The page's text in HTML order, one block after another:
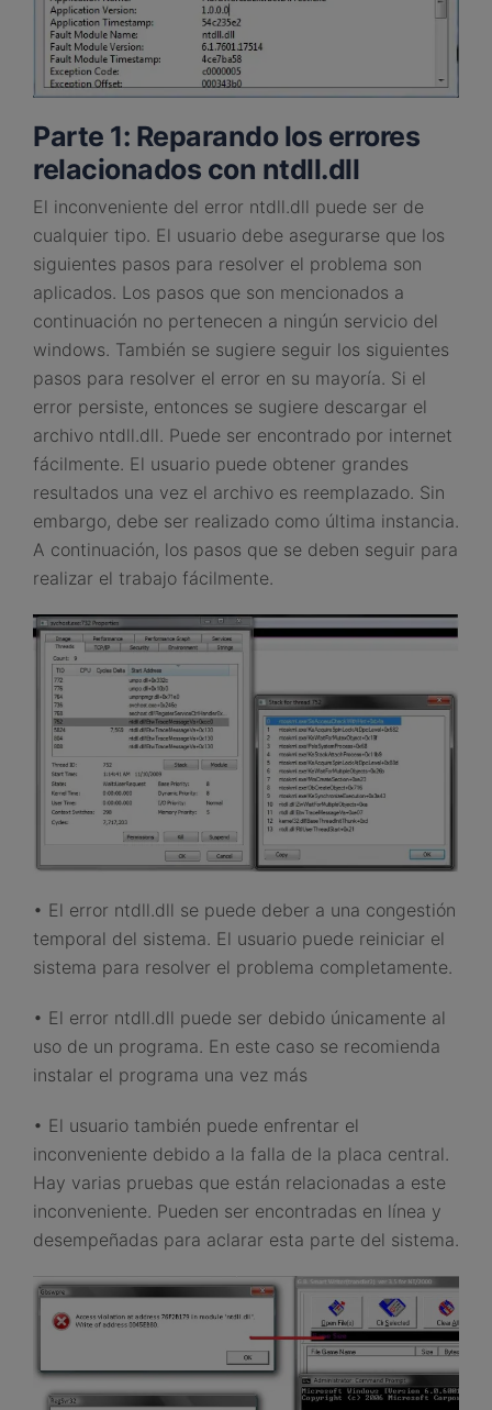
Parte 1: Reparando los errores
relacionados con ntdll.dll
El inconveniente del error ntdll.dll puede ser de
cualquier tipo. El usuario debe asegurarse que los
siguientes pasos para resolver el problema son
aplicados. Los pasos que son mencionados a
continuación no pertenecen a ningún servicio del
windows. También se sugiere seguir los siguientes
pasos para resolver el error en su mayoría. Si el
error persiste, entonces se sugiere descargar el
archivo ntdll.dll. Puede ser encontrado por internet
fácilmente. El usuario puede obtener grandes
resultados una vez el archivo es reemplazado. Sin
embargo, debe ser realizado como última instancia.
A continuación, los pasos que se deben seguir para
realizar el trabajo fácilmente.
• El error ntdll.dll se puede deber a una congestión
temporal del sistema. El usuario puede reiniciar el
sistema para resolver el problema completamente.
• El error ntdll.dll puede ser debido únicamente al
uso de un programa. En este caso se recomienda
instalar el programa una vez más
• El usuario también puede enfrentar el
inconveniente debido a la falla de la placa central.
Hay varias pruebas que están relacionadas a este
inconveniente. Pueden ser encontradas en línea y
desempeñadas para aclarar esta parte del sistema.